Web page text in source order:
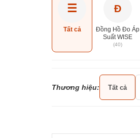
☰
Tất cả
Đ
Đồng Hồ Đo Áp
Suất WISE
(40)
Thương hiệu: Tất cả